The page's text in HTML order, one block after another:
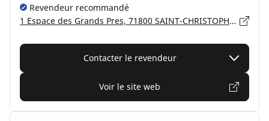
Revendeur recommandé
1 Espace des Grands Pres, 71800 SAINT-CHRISTOPHE-EN-BRIONNAIS
Contacter le revendeur
Voir le site web